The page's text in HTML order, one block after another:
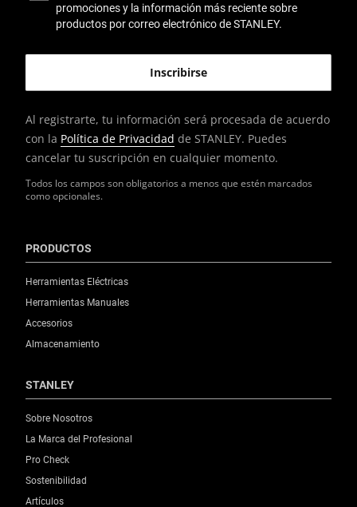
Todos los campos son obligatorios a menos que estén marcados
como opcionales.
promociones y la información más reciente sobre
productos por correo electrónico de STANLEY.
Al registrarte, tu información será procesada de acuerdo
con la Política de Privacidad de STANLEY. Puedes
cancelar tu suscripción en cualquier momento.
PRODUCTOS
Herramientas Eléctricas
Herramientas Manuales
Accesorios
Almacenamiento
STANLEY
Sobre Nosotros
La Marca del Profesional
Pro Check
Sostenibilidad
Artículos